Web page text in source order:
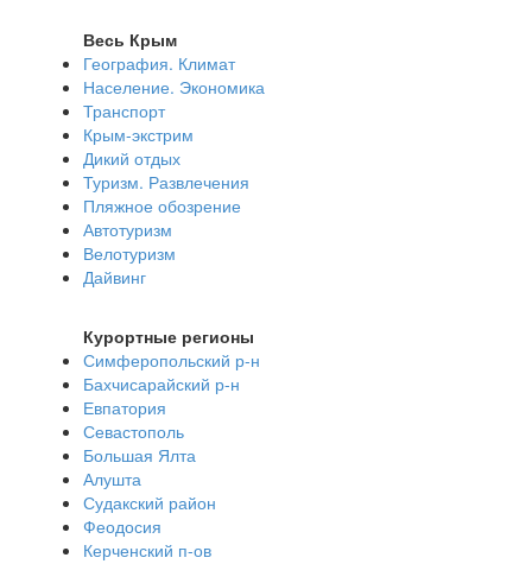
Весь Крым
География. Климат
Население. Экономика
Транспорт
Крым-экстрим
Дикий отдых
Туризм. Развлечения
Пляжное обозрение
Автотуризм
Велотуризм
Дайвинг
Курортные регионы
Симферопольский р-н
Бахчисарайский р-н
Евпатория
Севастополь
Большая Ялта
Алушта
Судакский район
Феодосия
Керченский п-ов